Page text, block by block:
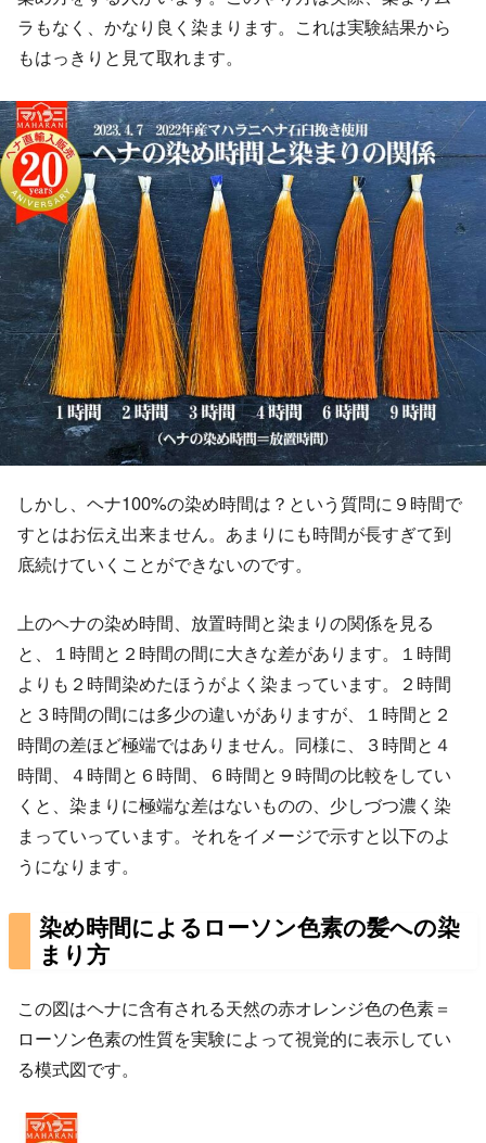
ラもなく、かなり良く染まります。これは実験結果から
もはっきりと見て取れます。
しかし、ヘナ100%の染め時間は？という質問に９時間で
すとはお伝え出来ません。あまりにも時間が長すぎて到
底続けていくことができないのです。
上のヘナの染め時間、放置時間と染まりの関係を見る
と、１時間と２時間の間に大きな差があります。１時間
よりも２時間染めたほうがよく染まっています。２時間
と３時間の間には多少の違いがありますが、１時間と２
時間の差ほど極端ではありません。同様に、３時間と４
時間、４時間と６時間、６時間と９時間の比較をしてい
くと、染まりに極端な差はないものの、少しづつ濃く染
まっていっています。それをイメージで示すと以下のよ
うになります。
染め時間によるローソン色素の髪への染
まり方
この図はヘナに含有される天然の赤オレンジ色の色素＝
ローソン色素の性質を実験によって視覚的に表示してい
る模式図です。